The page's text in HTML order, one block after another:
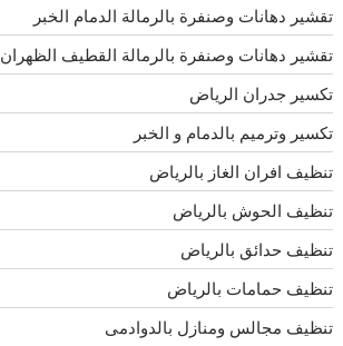
تقشير دهانات وصنفرة بالرمالة الدمام الخبر
تقشير دهانات وصنفرة بالرمالة القطيف الظهران
تكسير جدران الرياض
تكسير وترميم بالدمام و الخبر
تنظيف افران الغاز بالرياض
تنظيف الحوش بالرياض
تنظيف حدائق بالرياض
تنظيف حمامات بالرياض
تنظيف مجالس ومنازل بالدوادمى